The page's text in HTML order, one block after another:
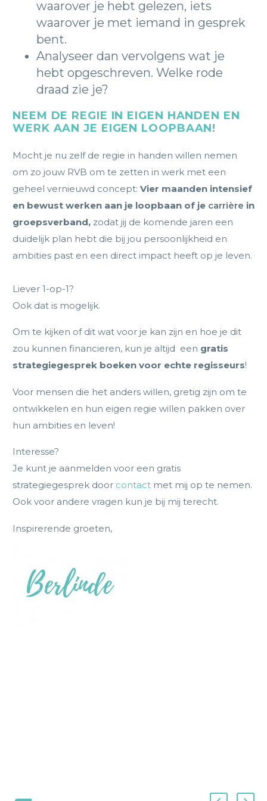
waarover je hebt gelezen, iets
waarover je met iemand in gesprek
bent.
Analyseer dan vervolgens wat je
hebt opgeschreven. Welke rode
draad zie je?
NEEM DE REGIE IN EIGEN HANDEN EN
WERK AAN JE EIGEN LOOPBAAN!
Mocht je nu zelf de regie in handen willen nemen
om zo jouw RVB om te zetten in werk met een
geheel vernieuwd concept: Vier maanden intensief
en bewust werken aan je loopbaan of je carrière in
groepsverband, zodat jij de komende jaren een
duidelijk plan hebt die bij jou persoonlijkheid en
ambities past en een direct impact heeft op je leven.
Liever 1-op-1?
Ook dat is mogelijk.
Om te kijken of dit wat voor je kan zijn en hoe je dit
zou kunnen financieren, kun je altijd een gratis
strategiegesprek boeken voor echte regisseurs!
Voor mensen die het anders willen, gretig zijn om te
ontwikkelen en hun eigen regie willen pakken over
hun ambities en leven!
Interesse?
Je kunt je aanmelden voor een gratis
strategiegesprek door contact met mij op te nemen.
Ook voor andere vragen kun je bij mij terecht.
Inspirerende groeten,